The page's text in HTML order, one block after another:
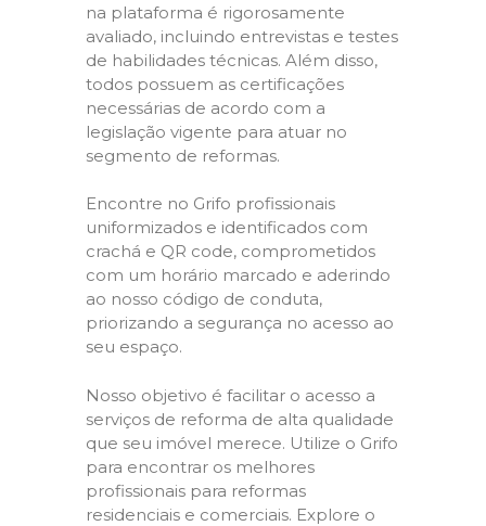
na plataforma é rigorosamente
avaliado, incluindo entrevistas e testes
de habilidades técnicas. Além disso,
todos possuem as certificações
necessárias de acordo com a
legislação vigente para atuar no
segmento de reformas.
Encontre no Grifo profissionais
uniformizados e identificados com
crachá e QR code, comprometidos
com um horário marcado e aderindo
ao nosso código de conduta,
priorizando a segurança no acesso ao
seu espaço.
Nosso objetivo é facilitar o acesso a
serviços de reforma de alta qualidade
que seu imóvel merece. Utilize o Grifo
para encontrar os melhores
profissionais para reformas
residenciais e comerciais. Explore o